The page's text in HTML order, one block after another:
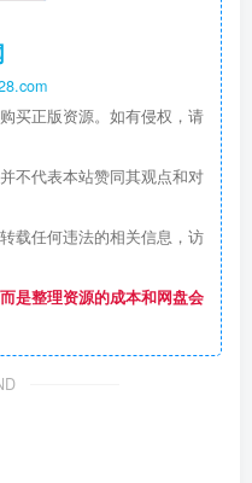
买正版资源。如有侵权，请
不代表本站赞同其观点和对
载任何违法的相关信息，访
是整理资源的成本和网盘会